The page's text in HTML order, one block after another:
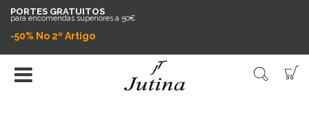
PORTES GRATUITOS
para encomendas superiores a 50€
-50% No 2º Artigo